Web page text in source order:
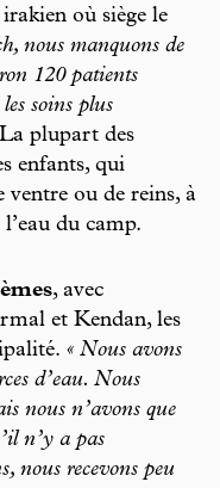
où siège le
nous manquons de
120 patients
soins plus
La plupart des
enfants, qui
ventre ou de reins, à
du camp.
, avec
et Kendan, les
« Nous avons
d’eau. Nous
nous n’avons que
n’y a pas
nous recevons peu